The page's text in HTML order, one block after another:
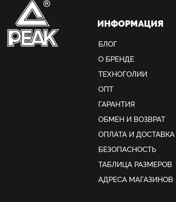
ИНФОРМАЦИЯ
БЛОГ
О БРЕНДЕ
ТЕХНОГОЛИИ
ОПТ
ГАРАНТИЯ
ОБМЕН И ВОЗВРАТ
ОПЛАТА И ДОСТАВКА
БЕЗОПАСНОСТЬ
ТАБЛИЦА РАЗМЕРОВ
АДРЕСА МАГАЗИНОВ